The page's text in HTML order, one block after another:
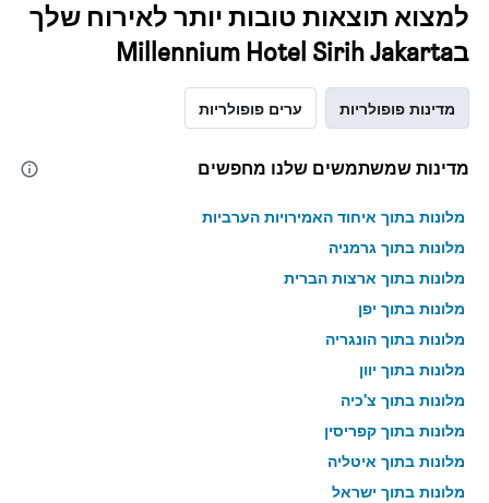
למצוא תוצאות טובות יותר לאירוח שלך
בMillennium Hotel Sirih Jakarta
מדינות פופולריות ערים פופולריות
מדינות שמשתמשים שלנו מחפשים
מלונות בתוך איחוד האמירויות הערביות
מלונות בתוך גרמניה
מלונות בתוך ארצות הברית
מלונות בתוך יפן
מלונות בתוך הונגריה
מלונות בתוך יוון
מלונות בתוך צ'כיה
מלונות בתוך קפריסין
מלונות בתוך איטליה
מלונות בתוך ישראל